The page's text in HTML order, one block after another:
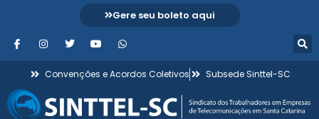
Gere seu boleto aqui
Convenções e Acordos Coletivos Subsede Sinttel-SC